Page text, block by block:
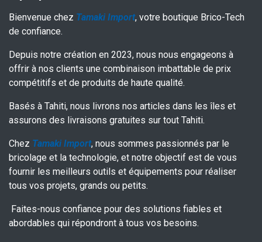
Bienvenue chez Tamaki Import, votre boutique Brico-Tech
de confiance.
Depuis notre création en 2023, nous nous engageons à
offrir à nos clients une combinaison imbattable de prix
compétitifs et de produits de haute qualité.
Basés à Tahiti, nous livrons nos articles dans les îles et
assurons des livraisons gratuites sur tout Tahiti.
Chez Tamaki Import, nous sommes passionnés par le
bricolage et la technologie, et notre objectif est de vous
fournir les meilleurs outils et équipements pour réaliser
tous vos projets, grands ou petits.
Faites-nous confiance pour des solutions fiables et
abordables qui répondront à tous vos besoins.